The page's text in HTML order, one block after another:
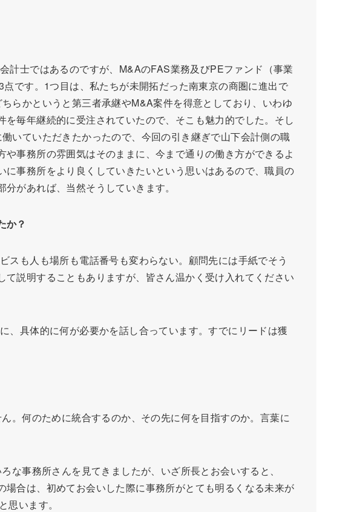
士ではあるのですが、M&AのFAS業務及びPEファンド（事業
です。1つ目は、私たちが未開拓だった南東京の商圏に進出で
らかというと第三者承継やM&A案件を得意としており、いわゆ
毎年継続的に受注されていたので、そこも魅力的でした。そし
いていただきたかったので、今回の引き継ぎで山下会計側の職
事務所の雰囲気はそのままに、今まで通りの働き方ができるよ
事務所をより良くしていきたいという思いはあるので、職員の
があれば、当然そうしていきます。
か？
も人も場所も電話番号も変わらない。顧問先には手紙でそう
説明することもありますが、皆さん温かく受け入れてください
具体的に何が必要かを話し合っています。すでにリードは獲
。何のために統合するのか、その先に何を目指すのか。言葉に
事務所さんを見てきましたが、いざ所長とお会いすると、
合は、初めてお会いした際に事務所がとても明るくなる未来が
います。